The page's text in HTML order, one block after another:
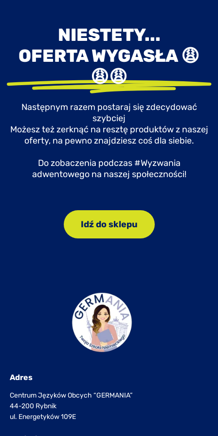
NIESTETY...
OFERTA WYGASŁA 😩
😩😩
Następnym razem postaraj się zdecydować
szybciej
Możesz też zerknąć na resztę produktów z naszej
oferty, na pewno znajdziesz coś dla siebie.
Do zobaczenia podczas #Wyzwania
adwentowego na naszej społeczności!
Idź do sklepu
Adres
Centrum Języków Obcych “GERMANIA”
44-200 Rybnik
ul. Energetyków 109E